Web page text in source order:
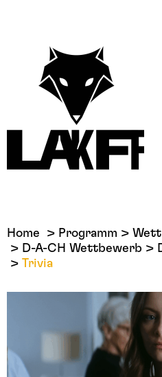
Home Programm
D-A-CH Wettbewerb
Trivia